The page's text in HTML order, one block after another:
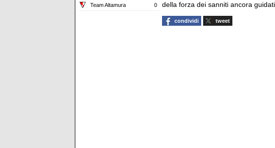
Team Altamura
0
della forza dei sanniti ancora
condividi tweet